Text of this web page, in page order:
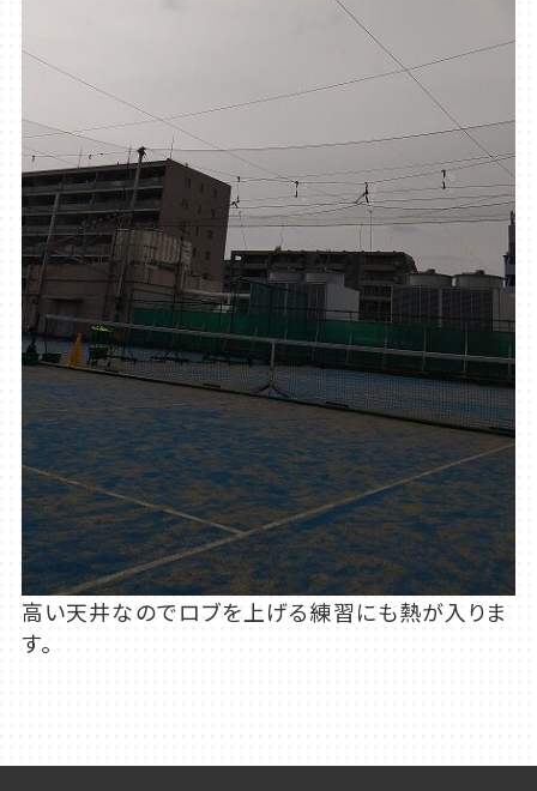
高い天井なのでロブを上げる練習にも熱が入りま
す。